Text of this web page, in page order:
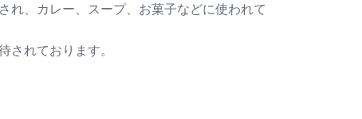
れ、カレー、スープ、お菓子などに使われて
されております。